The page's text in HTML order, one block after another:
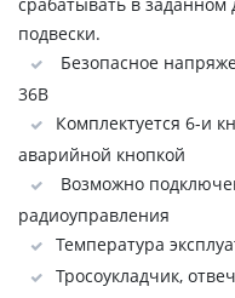
подвески.
Безопасное
36В
Комплектуется 6-и
аварийной кнопкой
Возможно
радиоуправления
Температура
Тросоукладчик,